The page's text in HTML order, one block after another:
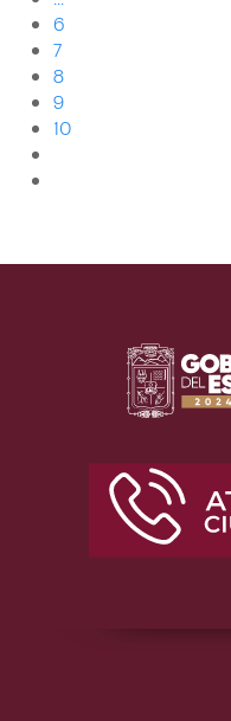
6
7
8
9
10